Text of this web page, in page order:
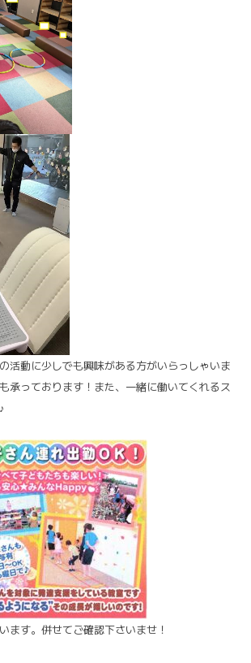
活動に少しでも興味がある方がいらっしゃいま
承っております！また、一緒に働いてくれるス
ます。併せてご確認下さいませ！